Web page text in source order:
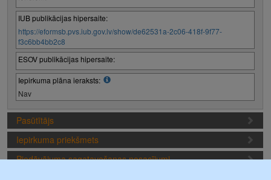
IUB publikācijas hipersaite:
https://eformsb.pvs.iub.gov.lv/show/de62531a-2c06-418f-9f77-
f3c6bb4bb2c8
ESOV publikācijas hipersaite:
Iepirkuma plāna ieraksts:
Nav
Pasūtītājs
Iepirkuma priekšmets
Piedāvājuma sagatavošanas nosacījumi